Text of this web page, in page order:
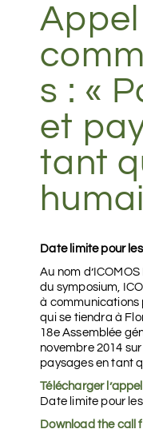
s : «
et
tant
Date limite pour
Au nom
du symposium,
à communications
qui se tiendra à
18e Assemblée
novembre 2014
paysages en tant
Télécharger
Date limite pour
Download the call